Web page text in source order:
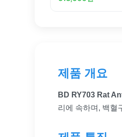
제품 개요
BD RY703 Rat
리에 속하며, 백혈